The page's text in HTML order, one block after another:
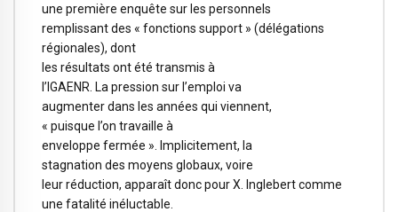
une première enquête sur les personnels
remplissant des « fonctions support » (délégations
régionales), dont
les résultats ont été transmis à
l’IGAENR. La pression sur l’emploi va
augmenter dans les années qui viennent,
« puisque l’on travaille à
enveloppe fermée ». Implicitement, la
stagnation des moyens globaux, voire
leur réduction, apparaît donc pour X. Inglebert comme
une fatalité inéluctable